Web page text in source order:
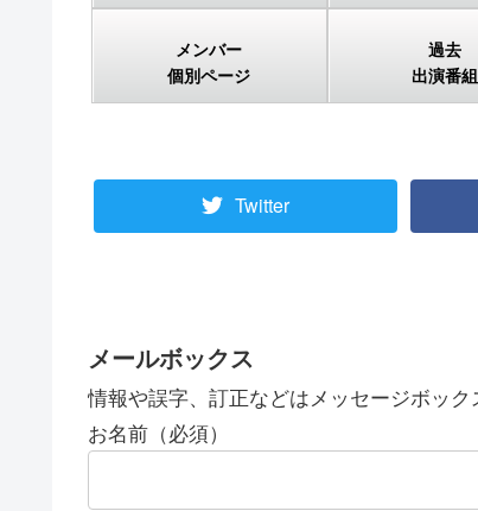
メンバー
個別ページ
過去
出演番組
Twitter
メールボックス
情報や誤字、訂正などはメッセージボック
お名前（必須）